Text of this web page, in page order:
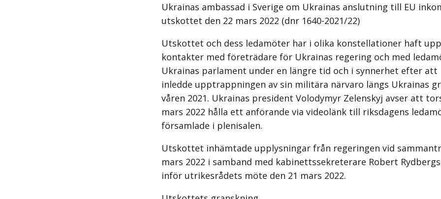
Ukrainas ambassad i Sverige om Ukrainas anslutning till EU
utskottet den 22 mars 2022 (dnr 1640-2021/22)
Utskottet och dess ledamöter har i olika konstellationer haft
kontakter med företrädare för Ukrainas regering och med
Ukrainas parlament under en längre tid och i synnerhet efter att
inledde upptrappningen av sin militära närvaro längs Ukrainas
våren 2021. Ukrainas president Volodymyr Zelenskyj avser att
mars 2022 hålla ett anförande via videolänk till riksdagens
församlade i plenisalen.
Utskottet inhämtade upplysningar från regeringen vid
mars 2022 i samband med kabinettssekreterare Robert
inför utrikesrådets möte den 21 mars 2022.